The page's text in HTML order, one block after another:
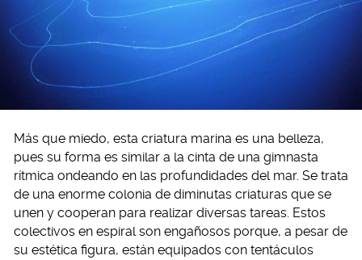
Más que miedo, esta criatura marina es una belleza,
pues su forma es similar a la cinta de una gimnasta
rítmica ondeando en las profundidades del mar. Se trata
de una enorme colonia de diminutas criaturas que se
unen y cooperan para realizar diversas tareas. Estos
colectivos en espiral son engañosos porque, a pesar de
su estética figura, están equipados con tentáculos